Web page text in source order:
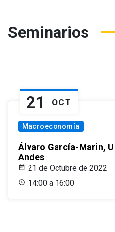
Seminarios
21 OCT
Macroeconomía
Álvaro García-Marin,
Andes
21 de Octubre de 2022
14:00 a 16:00